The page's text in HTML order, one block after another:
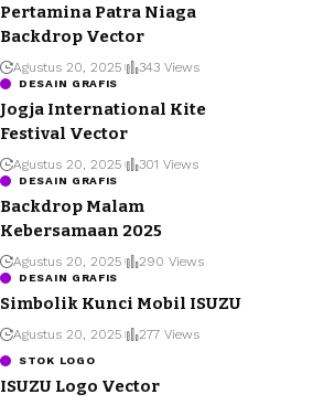
Pertamina Patra Niaga
Backdrop Vector
Agustus 20, 2025 343 Views
DESAIN GRAFIS
Jogja International Kite
Festival Vector
Agustus 20, 2025 301 Views
DESAIN GRAFIS
Backdrop Malam
Kebersamaan 2025
Agustus 20, 2025 290 Views
DESAIN GRAFIS
Simbolik Kunci Mobil ISUZU
Agustus 20, 2025 277 Views
STOK LOGO
ISUZU Logo Vector